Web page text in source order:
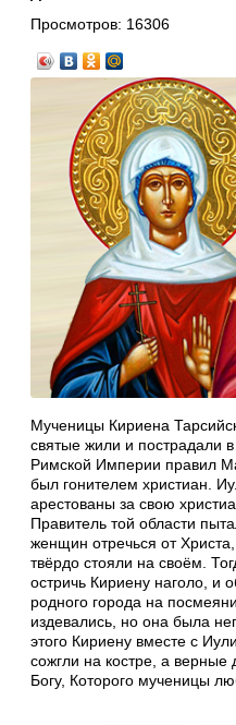
Просмотров: 16306
Мученицы Кириена
святые жили и пострадали
Римской Империи правил
был гонителем христиан.
арестованы за свою
Правитель той области
женщин отречься от
твёрдо стояли на своём.
остричь Кириену наголо, и
родного города на
издевались, но она была
этого Кириену вместе с
сожгли на костре, а
Богу, Которого мученицы